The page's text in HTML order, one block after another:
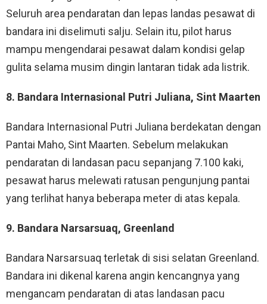
Seluruh area pendaratan dan lepas landas pesawat di
bandara ini diselimuti salju. Selain itu, pilot harus
mampu mengendarai pesawat dalam kondisi gelap
gulita selama musim dingin lantaran tidak ada listrik.
8. Bandara Internasional Putri Juliana, Sint Maarten
Bandara Internasional Putri Juliana berdekatan dengan
Pantai Maho, Sint Maarten. Sebelum melakukan
pendaratan di landasan pacu sepanjang 7.100 kaki,
pesawat harus melewati ratusan pengunjung pantai
yang terlihat hanya beberapa meter di atas kepala.
9. Bandara Narsarsuaq, Greenland
Bandara Narsarsuaq terletak di sisi selatan Greenland.
Bandara ini dikenal karena angin kencangnya yang
mengancam pendaratan di atas landasan pacu